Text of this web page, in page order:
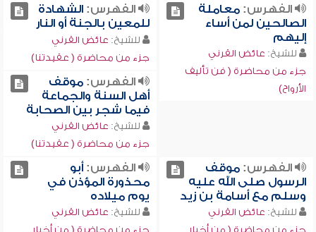
الفهرس:معاملة
الصالحين لمن أساء
إليهم
للشيخ: عائض القرني
جزء من محاضرة ( فن تأليف
الأرواح)
الفهرس:الشهادة
للمعين بالجنة أو النار
للشيخ: عائض القرني
جزء من محاضرة ( عقيدتنا)
الفهرس:موقف
أهل السنة والجماعة
فيما شجر بين الصحابة
للشيخ: عائض القرني
جزء من محاضرة ( عقيدتنا)
الفهرس:موقف
الرسول صلى الله عليه
وسلم مع أسامة بن زيد
للشيخ: عائض القرني
جزء من محاضرة ( من أخبار
الفهرس:أبو
محذورة المؤذن في
يوم ميلاده
للشيخ: عائض القرني
جزء من محاضرة ( من أخبار